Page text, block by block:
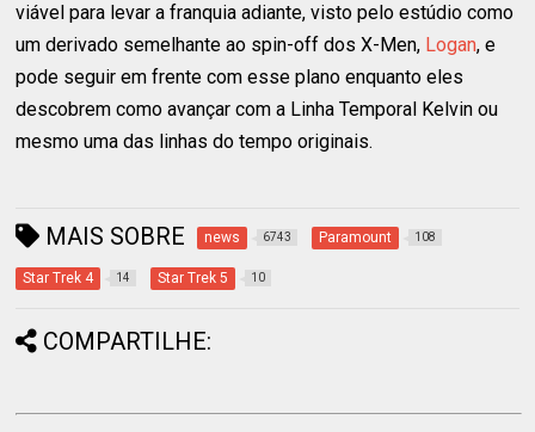
viável para levar a franquia adiante, visto pelo estúdio como
um derivado semelhante ao spin-off dos X-Men, Logan, e
pode seguir em frente com esse plano enquanto eles
descobrem como avançar com a Linha Temporal Kelvin ou
mesmo uma das linhas do tempo originais.
MAIS SOBRE news 6743 Paramount 108
Star Trek 4 14 Star Trek 5 10
COMPARTILHE: